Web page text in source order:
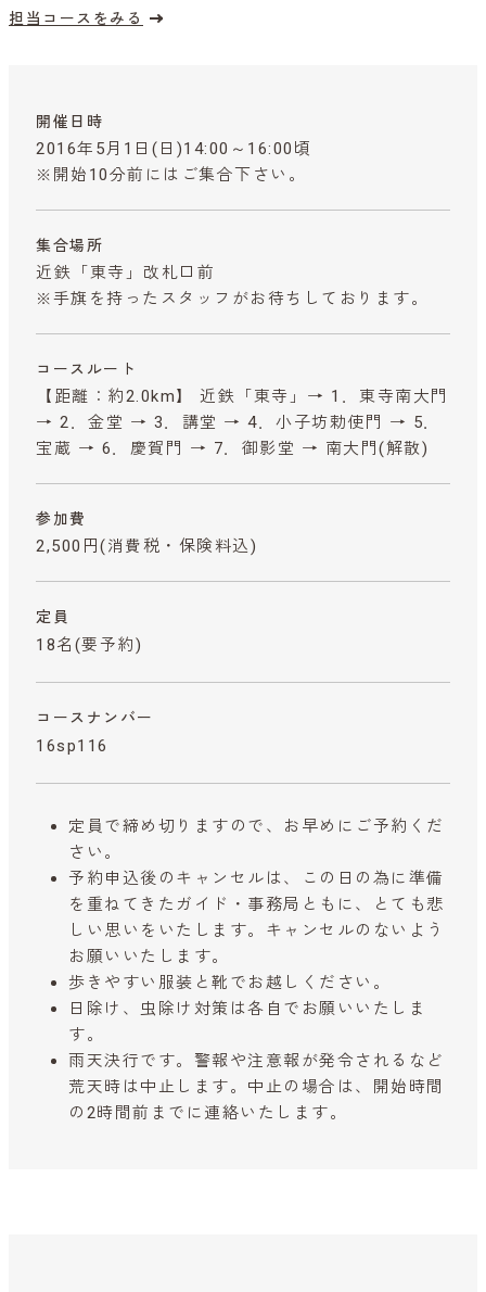
担当コースをみる
開催日時
2016年5月1日(日)14:00～16:00頃
※開始10分前にはご集合下さい。
集合場所
近鉄「東寺」改札口前
※手旗を持ったスタッフがお待ちしております。
コースルート
【距離：約2.0km】 近鉄「東寺」→ 1．東寺南大門
→ 2．金堂 → 3．講堂 → 4．小子坊勅使門 → 5．
宝蔵 → 6．慶賀門 → 7．御影堂 → 南大門(解散)
参加費
2,500円 (消費税・保険料込)
定員
18名(要予約)
コースナンバー
16sp116
定員で締め切りますので、お早めにご予約くだ
さい。
予約申込後のキャンセルは、この日の為に準備
を重ねてきたガイド・事務局ともに、とても悲
しい思いをいたします。キャンセルのないよう
お願いいたします。
歩きやすい服装と靴でお越しください。
日除け、虫除け対策は各自でお願いいたしま
す。
雨天決行です。警報や注意報が発令されるなど
荒天時は中止します。中止の場合は、開始時間
の2時間前までに連絡いたします。